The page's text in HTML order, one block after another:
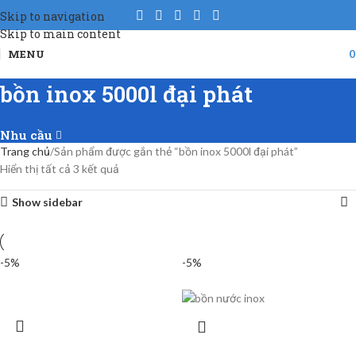
Skip to navigation
Skip to main content
MENU
bồn inox 5000l đại phát
Nhu cầu
Trang chủ Sản phẩm được gắn thẻ “bồn inox 5000l đại phát”
Hiển thị tất cả 3 kết quả
Show sidebar
-5% -5%